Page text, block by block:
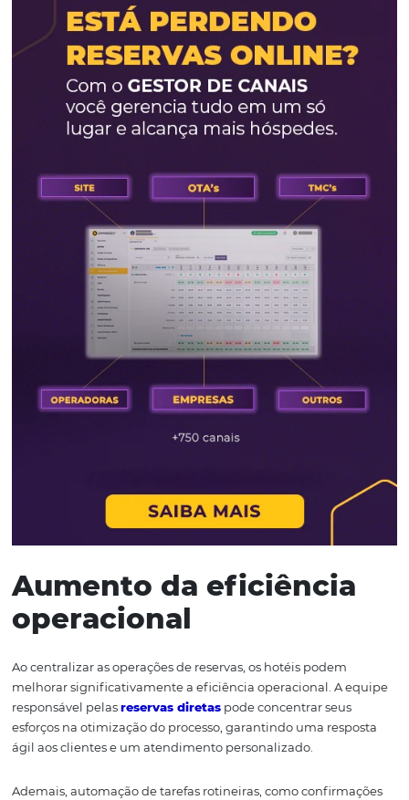
Quando se centraliza o processo de reservas diretas,
consegue um acesso a dados extremamente valiosos
orientar melhor nas suas estratégias. Com uma central
reservas potente, é possível observar com mais calma as
tendências de reserva, identificar os padrões e ajustas
informações adquiridas.
Isso permite tomar decisões embasadas e direcionadas,
aumentando suas chances de maximizar as receitas.